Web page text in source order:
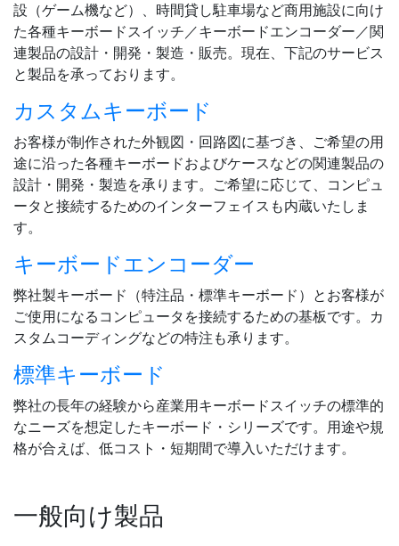
設（ゲーム機など）、時間貸し駐車場など商用施設に向け
た各種キーボードスイッチ／キーボードエンコーダー／関
連製品の設計・開発・製造・販売。現在、下記のサービス
と製品を承っております。
カスタムキーボード
お客様が制作された外観図・回路図に基づき、ご希望の用
途に沿った各種キーボードおよびケースなどの関連製品の
設計・開発・製造を承ります。ご希望に応じて、コンピュ
ータと接続するためのインターフェイスも内蔵いたしま
す。
キーボードエンコーダー
弊社製キーボード（特注品・標準キーボード）とお客様が
ご使用になるコンピュータを接続するための基板です。カ
スタムコーディングなどの特注も承ります。
標準キーボード
弊社の長年の経験から産業用キーボードスイッチの標準的
なニーズを想定したキーボード・シリーズです。用途や規
格が合えば、低コスト・短期間で導入いただけます。
一般向け製品